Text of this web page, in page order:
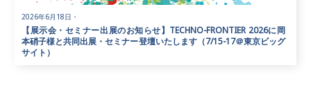
2026年6月18日 ・
【展示会・セミナー出展のお知らせ】TECHNO-FRONTIER 2026に岡
本硝子様と共同出展・セミナー登壇いたします（7/15-17＠東京ビッグ
サイト）